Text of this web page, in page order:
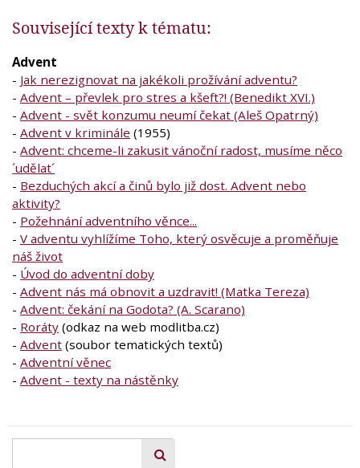
Související texty k tématu:
Advent
- Jak nerezignovat na jakékoli prožívání adventu?
- Advent – převlek pro stres a kšeft?! (Benedikt XVI.)
- Advent - svět konzumu neumí čekat (Aleš Opatrný)
- Advent v kriminále (1955)
- Advent: chceme-li zakusit vánoční radost, musíme něco
´udělat´
- Bezduchých akcí a činů bylo již dost. Advent nebo
aktivity?
- Požehnání adventního věnce...
- V adventu vyhlížíme Toho, který osvěcuje a proměňuje
náš život
- Úvod do adventní doby
- Advent nás má obnovit a uzdravit! (Matka Tereza)
- Advent: čekání na Godota? (A. Scarano)
- Roráty (odkaz na web modlitba.cz)
- Advent (soubor tematických textů)
- Adventní věnec
- Advent - texty na nástěnky